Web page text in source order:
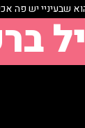
שבעיניי יש פה